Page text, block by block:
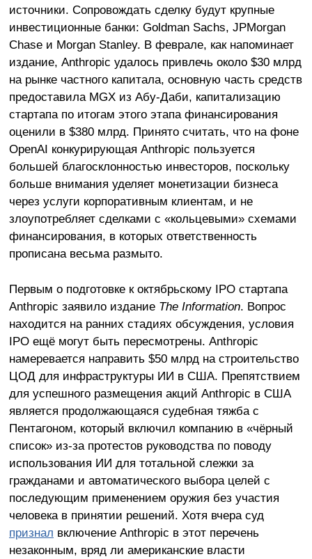
источники. Сопровождать сделку будут крупные
инвестиционные банки: Goldman Sachs, JPMorgan
Chase и Morgan Stanley. В феврале, как напоминает
издание, Anthropic удалось привлечь около $30 млрд
на рынке частного капитала, основную часть средств
предоставила MGX из Абу-Даби, капитализацию
стартапа по итогам этого этапа финансирования
оценили в $380 млрд. Принято считать, что на фоне
OpenAI конкурирующая Anthropic пользуется
большей благосклонностью инвесторов, поскольку
больше внимания уделяет монетизации бизнеса
через услуги корпоративным клиентам, и не
злоупотребляет сделками с «кольцевыми» схемами
финансирования, в которых ответственность
прописана весьма размыто.
Первым о подготовке к октябрьскому IPO стартапа
Anthropic заявило издание The Information. Вопрос
находится на ранних стадиях обсуждения, условия
IPO ещё могут быть пересмотрены. Anthropic
намеревается направить $50 млрд на строительство
ЦОД для инфраструктуры ИИ в США. Препятствием
для успешного размещения акций Anthropic в США
является продолжающаяся судебная тяжба с
Пентагоном, который включил компанию в «чёрный
список» из-за протестов руководства по поводу
использования ИИ для тотальной слежки за
гражданами и автоматического выбора целей с
последующим применением оружия без участия
человека в принятии решений. Хотя вчера суд
признал включение Anthropic в этот перечень
незаконным, вряд ли американские власти